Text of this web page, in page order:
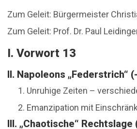
Zum Geleit: Bürgermeister
Zum Geleit: Prof. Dr. Paul
I. Vorwort 13
II. Napoleons „Federstrich“
Unruhige Zeiten –
Emanzipation mit
III. „Chaotische“